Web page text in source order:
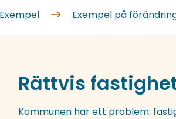
Exempel Exempel på
Rättvis
Kommunen har ett problem: